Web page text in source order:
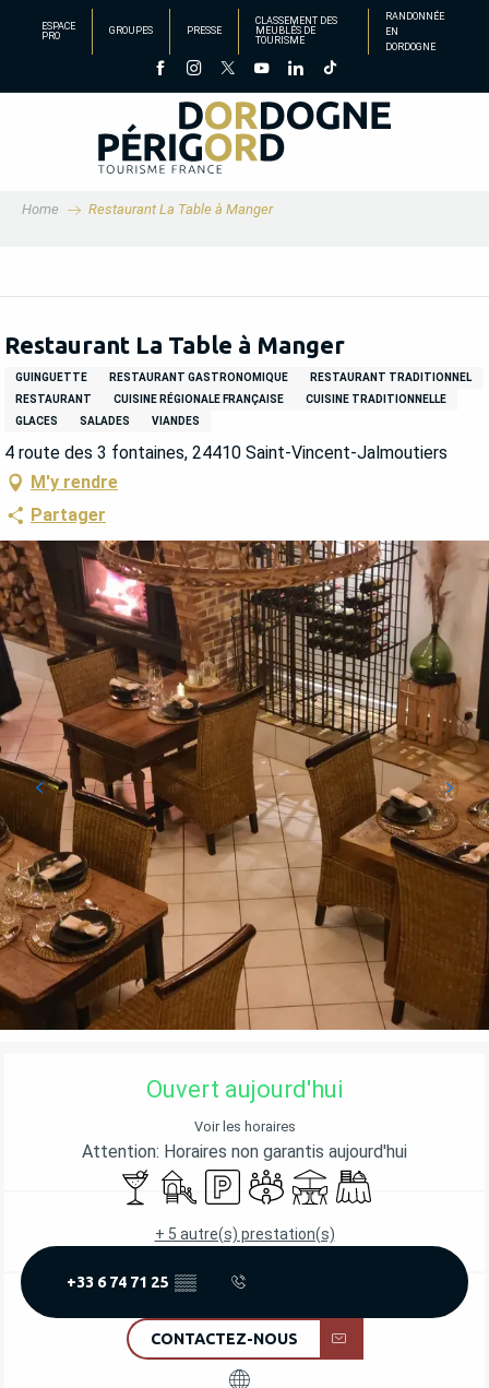
principal
ESPACE
PRO
GROUPES PRESSE
CLASSEMENT DES
MEUBLÉS DE
TOURISME
RANDONNÉE
EN
DORDOGNE
Home Restaurant La Table à Manger
Restaurant La Table à Manger
GUINGUETTE RESTAURANT GASTRONOMIQUE
RESTAURANT TRADITIONNEL
RESTAURANT
CUISINE RÉGIONALE FRANÇAISE
CUISINE TRADITIONNELLE
GLACES
SALADES VIANDES
4 route des 3 fontaines, 24410 Saint-Vincent-Jalmoutiers
M'y rendre
Partager
OUVERTURE ET COORDONNÉES
Ouvert aujourd'hui
Voir les horaires
Attention: Horaires non garantis aujourd'hui
Bar / Buvette
Jeux pour enfants / Espace jeux
ParkingSalle de réunion
TerrasseBanquet
+ 5 autre(s) prestation(s)
+33 6 74 71 25 ▒▒
CONTACTEZ-NOUS